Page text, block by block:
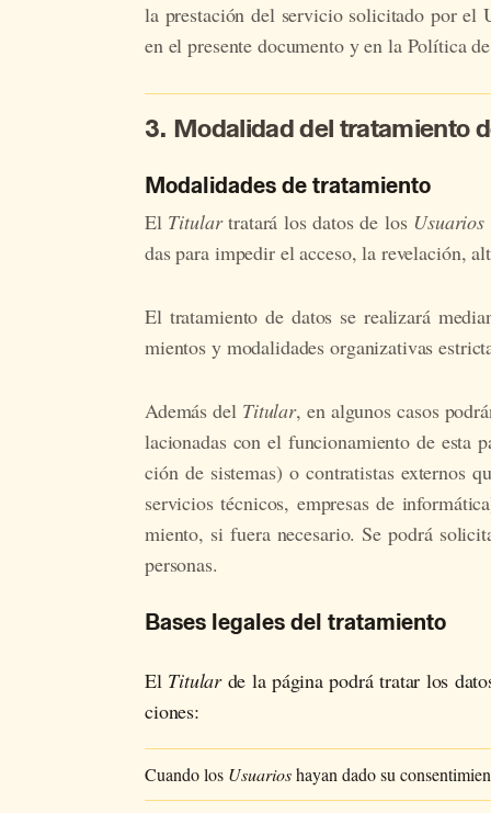
la pres­ta­ción del ser­vi­cio so­li­ci­ta­do por el
en el pre­sen­te do­cu­men­to y en la Po­lí­ti­ca
3. Modalidad del tratamiento
Modalidades de tratamiento
El Titulartra­ta­rá los da­tos de los Usuarios
das para im­pe­dir el acceso, la re­ve­la­ción,
El tra­ta­mien­to de da­tos se rea­li­za­rá
mien­tos y mo­da­li­da­des or­ga­ni­za­ti­vas
Ade­más del Titular, en al­gu­nos ca­sos
la­cio­na­das con el fun­cio­na­mien­to de esta
ción de sis­te­mas) o con­tra­tis­tas ex­ter­nos
ser­vi­cios téc­ni­cos, em­pre­sas de
mien­to, si fue­ra ne­ce­sa­rio. Se po­drá
per­so­nas.
Bases legales del tratamiento
El Titularde la pá­gi­na po­drá tra­tar los
cio­nes:
Cuando los Usuarioshayan dado su